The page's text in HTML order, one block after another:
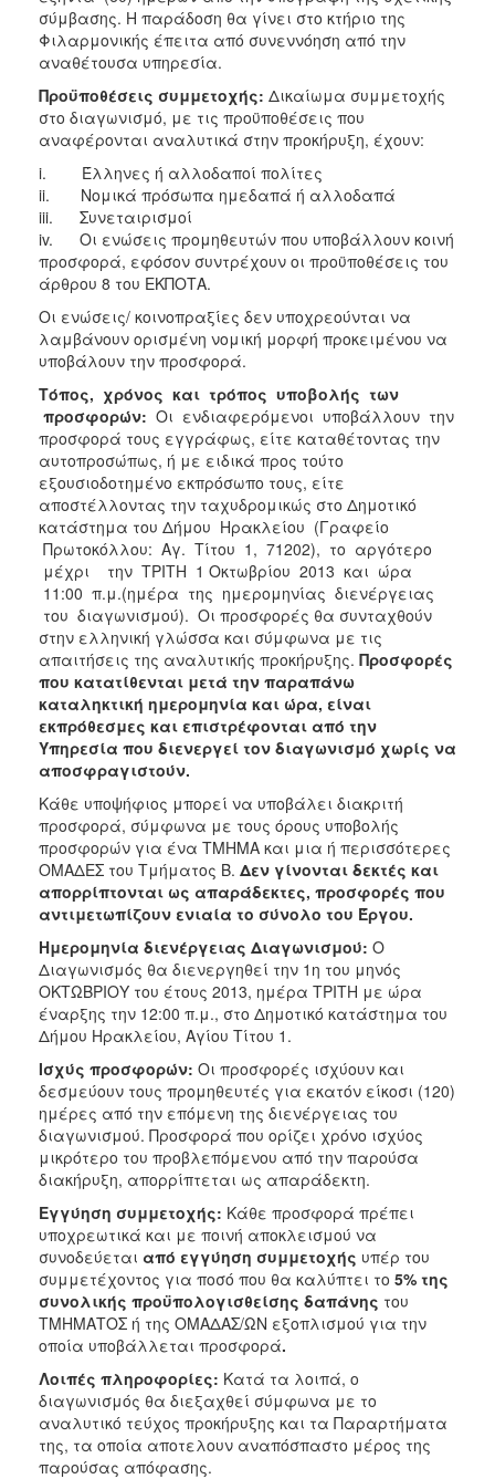
σύμβασης. Η παράδοση θα γίνει στο κτήριο της
Φιλαρμονικής έπειτα από συνεννόηση από την
αναθέτουσα υπηρεσία.
Προϋποθέσεις συμμετοχής: Δικαίωμα συμμετοχής
στο διαγωνισμό, με τις προϋποθέσεις που
αναφέρονται αναλυτικά στην προκήρυξη, έχουν:
i. Έλληνες ή αλλοδαποί πολίτες
ii. Νομικά πρόσωπα ημεδαπά ή αλλοδαπά
iii. Συνεταιρισμοί
iv. Οι ενώσεις προμηθευτών που υποβάλλουν κοινή
προσφορά, εφόσον συντρέχουν οι προϋποθέσεις του
άρθρου 8 του ΕΚΠΟΤΑ.
Οι ενώσεις/ κοινοπραξίες δεν υποχρεούνται να
λαμβάνουν ορισμένη νομική μορφή προκειμένου να
υποβάλουν την προσφορά.
Τόπος, χρόνος και τρόπος υποβολής των
προσφορών: Οι ενδιαφερόμενοι υποβάλλουν την
προσφορά τους εγγράφως, είτε καταθέτοντας την
αυτοπροσώπως, ή με ειδικά προς τούτο
εξουσιοδοτημένο εκπρόσωπο τους, είτε
αποστέλλοντας την ταχυδρομικώς στο Δημοτικό
κατάστημα του Δήμου Ηρακλείου (Γραφείο
Πρωτοκόλλου: Αγ. Τίτου 1, 71202), το αργότερο
μέχρι την ΤΡΙΤΗ 1 Οκτωβρίου 2013 και ώρα
11:00 π.μ.(ημέρα της ημερομηνίας διενέργειας
του διαγωνισμού). Οι προσφορές θα συνταχθούν
στην ελληνική γλώσσα και σύμφωνα με τις
απαιτήσεις της αναλυτικής προκήρυξης. Προσφορές
που κατατίθενται μετά την παραπάνω
καταληκτική ημερομηνία και ώρα, είναι
εκπρόθεσμες και επιστρέφονται από την
Υπηρεσία που διενεργεί τον διαγωνισμό χωρίς να
αποσφραγιστούν.
Κάθε υποψήφιος μπορεί να υποβάλει διακριτή
προσφορά, σύμφωνα με τους όρους υποβολής
προσφορών για ένα ΤΜΗΜΑ και μια ή περισσότερες
ΟΜΑΔΕΣ του Τμήματος Β. Δεν γίνονται δεκτές και
απορρίπτονται ως απαράδεκτες, προσφορές που
αντιμετωπίζουν ενιαία το σύνολο του Έργου.
Ημερομηνία διενέργειας Διαγωνισμού: Ο
Διαγωνισμός θα διενεργηθεί την 1η του μηνός
ΟΚΤΩΒΡΙΟΥ του έτους 2013, ημέρα TΡΙΤΗ με ώρα
έναρξης την 12:00 π.μ., στο Δημοτικό κατάστημα του
Δήμου Ηρακλείου, Αγίου Τίτου 1.
Ισχύς προσφορών: Οι προσφορές ισχύουν και
δεσμεύουν τους προμηθευτές για εκατόν είκοσι (120)
ημέρες από την επόμενη της διενέργειας του
διαγωνισμού. Προσφορά που ορίζει χρόνο ισχύος
μικρότερο του προβλεπόμενου από την παρούσα
διακήρυξη, απορρίπτεται ως απαράδεκτη.
Εγγύηση συμμετοχής: Κάθε προσφορά πρέπει
υποχρεωτικά και με ποινή αποκλεισμού να
συνοδεύεται από εγγύηση συμμετοχής υπέρ του
συμμετέχοντος για ποσό που θα καλύπτει το 5% της
συνολικής προϋπολογισθείσης δαπάνης του
ΤΜΗΜΑΤΟΣ ή της ΟΜΑΔΑΣ/ΩΝ εξοπλισμού για την
οποία υποβάλλεται προσφορά.
Λοιπές πληροφορίες: Κατά τα λοιπά, ο
διαγωνισμός θα διεξαχθεί σύμφωνα με το
αναλυτικό τεύχος προκήρυξης και τα Παραρτήματα
της, τα οποία αποτελουν αναπόσπαστο μέρος της
παρούσας απόφασης.